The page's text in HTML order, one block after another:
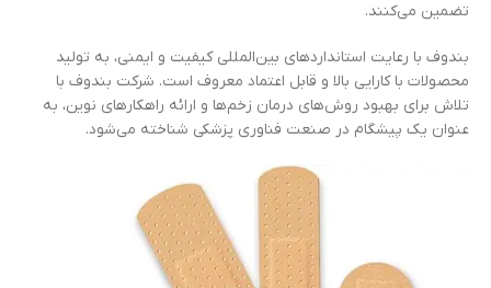
تضمین می‌کنند.
بندوف با رعایت استانداردهای بین‌المللی کیفیت و ایمنی، به تولید
محصولات با کارایی بالا و قابل اعتماد معروف است. شرکت بندوف با
تلاش برای بهبود روش‌های درمان زخم‌ها و ارائه راهکارهای نوین، به
عنوان یک پیشگام در صنعت فناوری پزشکی شناخته می‌شود.